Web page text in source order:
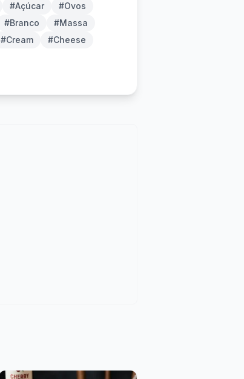
#Açúcar
#Ovos
#Branco
#Massa
#Cream
#Cheese